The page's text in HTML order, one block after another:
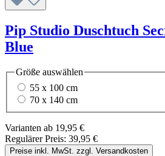
Pip Studio Duschtuch
Blue
Größe auswählen
55 x 100 cm
70 x 140 cm
Varianten ab 19,95 €
Regulärer Preis: 39,95 €
Preise inkl. MwSt. zzgl. Versandkosten